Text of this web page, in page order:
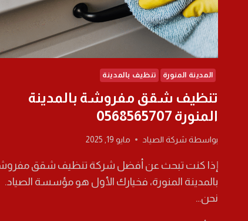
المدينة المنورة تنظيف بالمدينة
تنظيف شقق مفروشة بالمدينة
المنورة 0568565707
بواسطة شركة الصياد مايو 19, 2025
إذا كنت تبحث عن أفضل شركة تنظيف شقق
بالمدينة المنورة، فخيارك الأول هو مؤسسة الصياد.
نحن…